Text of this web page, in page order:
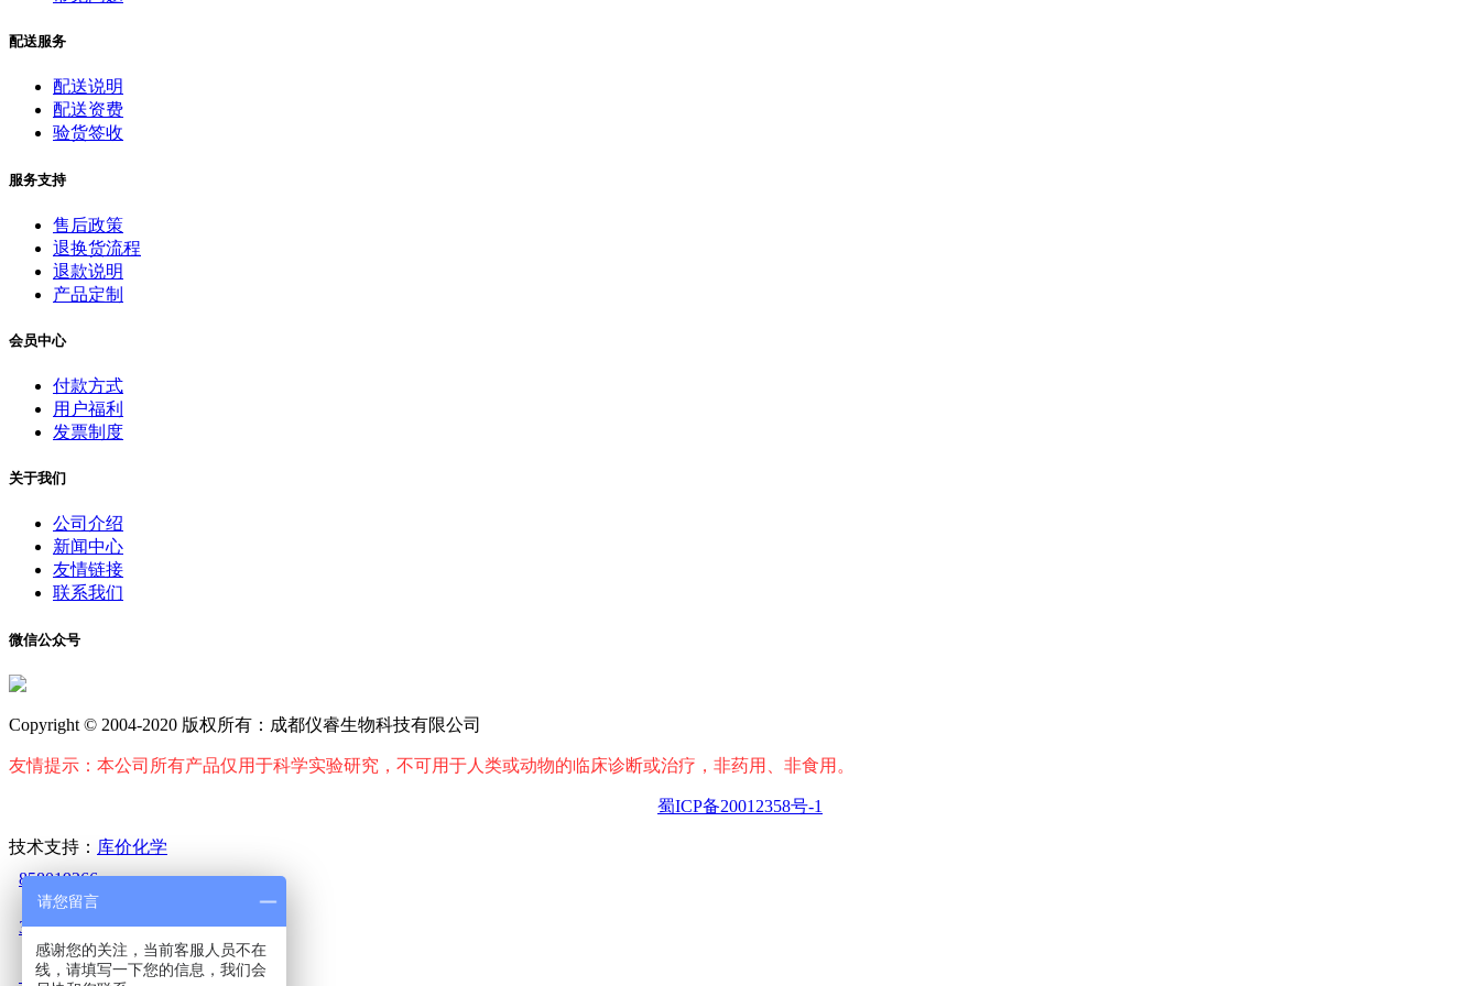
配送服务
配送说明
配送资费
验货签收
服务支持
售后政策
退换货流程
退款说明
产品定制
会员中心
付款方式
用户福利
发票制度
关于我们
公司介绍
新闻中心
友情链接
联系我们
微信公众号
Copyright © 2004-2020 版权所有：成都仪睿生物科技有限公司
友情提示：本公司所有产品仅用于科学实验研究，不可用于人类或动物的临床诊断或治疗，非药用、非食用。
蜀ICP备20012358号-1
技术支持： 库价化学
858019266
3171601677
2823527692
请您留言
感谢您的关注，当前客服人员不在
线，请填写一下您的信息，我们会